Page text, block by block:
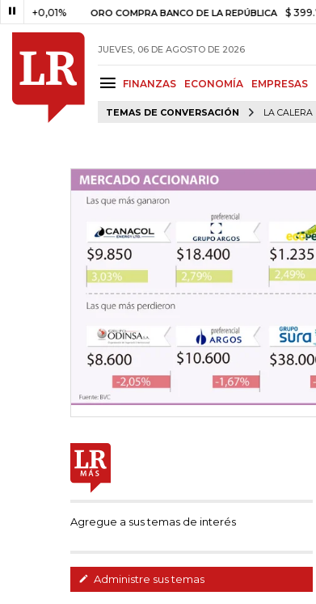
ORO COMPRA BANCO DE LA REPÚBLICA $ 399.745,16
JUEVES, 06 DE AGOSTO DE 2026
FINANZAS ECONOMÍA EMPRESAS
TEMAS DE CONVERSACIÓN LA CALERA
Agregue a sus temas de interés
Administre sus temas